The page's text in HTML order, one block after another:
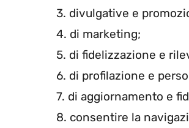
3. divulgative e
4. di marketing;
5. di fidelizzazione e
6. di profilazione e
7. di aggiornamento e
8. consentire la